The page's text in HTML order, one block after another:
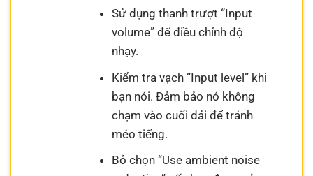
Sử dụng thanh trượt “Input
volume” để điều chỉnh độ
nhạy.
Kiểm tra vạch “Input level” khi
bạn nói. Đảm bảo nó không
chạm vào cuối dải để tránh
méo tiếng.
Bỏ chọn “Use ambient noise